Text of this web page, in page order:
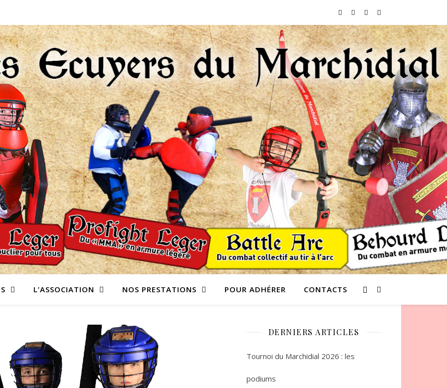
L’ASSOCIATION NOS PRESTATIONS POUR ADHÉRER CONTACTS
DERNIERS ARTICLES
Tournoi du Marchidial 2026 : les
podiums